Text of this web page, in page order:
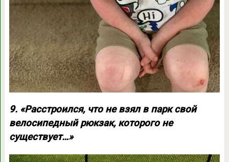
9. «Расстроился, что не взял в парк свой
велосипедный рюкзак, которого не
существует…»